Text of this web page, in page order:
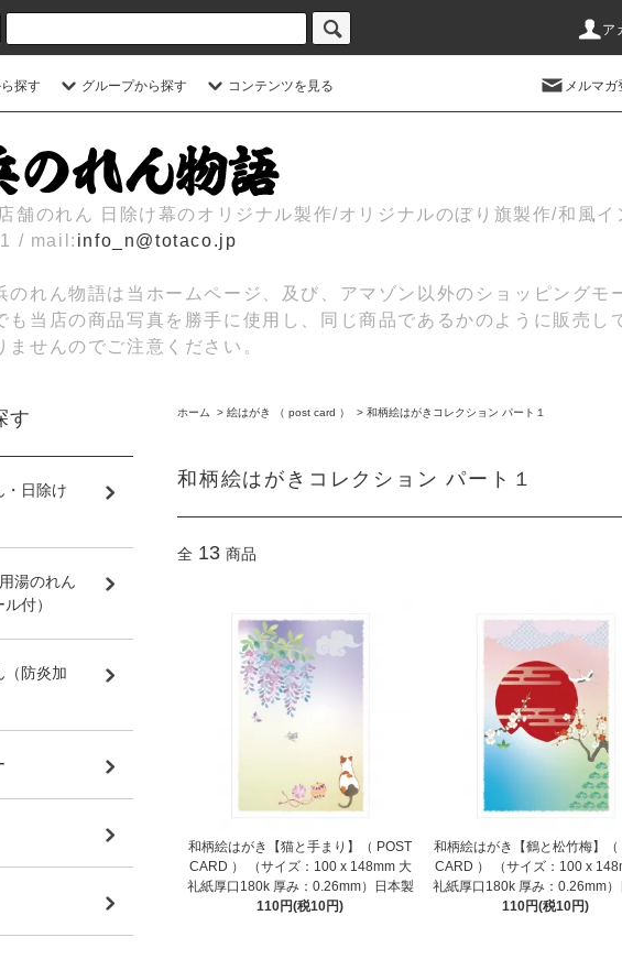
ア
探す グループから探す コンテンツを見る メルマ
舗のれん 日除け幕のオリジナル製作/オリジナルのぼり旗製作/和風イ
/ mail: info_n@totaco.jp
のれん物語は当ホームページ、及び、アマゾン以外のショッピングモ
も当店の商品写真を勝手に使用し、同じ商品であるかのように販売し
ませんのでご注意ください。
ホーム > 絵はがき （ post card ） > 和柄絵はがきコレクション パート１
和柄絵はがきコレクション パート１
全 13 商品
和柄絵はがき【猫と手まり】（ POST
CARD ） （サイズ：100 x 148mm 大
礼紙厚口180k 厚み：0.26mm）日本製
110円(税10円)
和柄絵はがき【鶴と松竹梅】（
CARD ） （サイズ：100 x
礼紙厚口180k 厚み：0.26mm
110円(税10円)
す
・日除け
湯のれん
付）
（防炎加